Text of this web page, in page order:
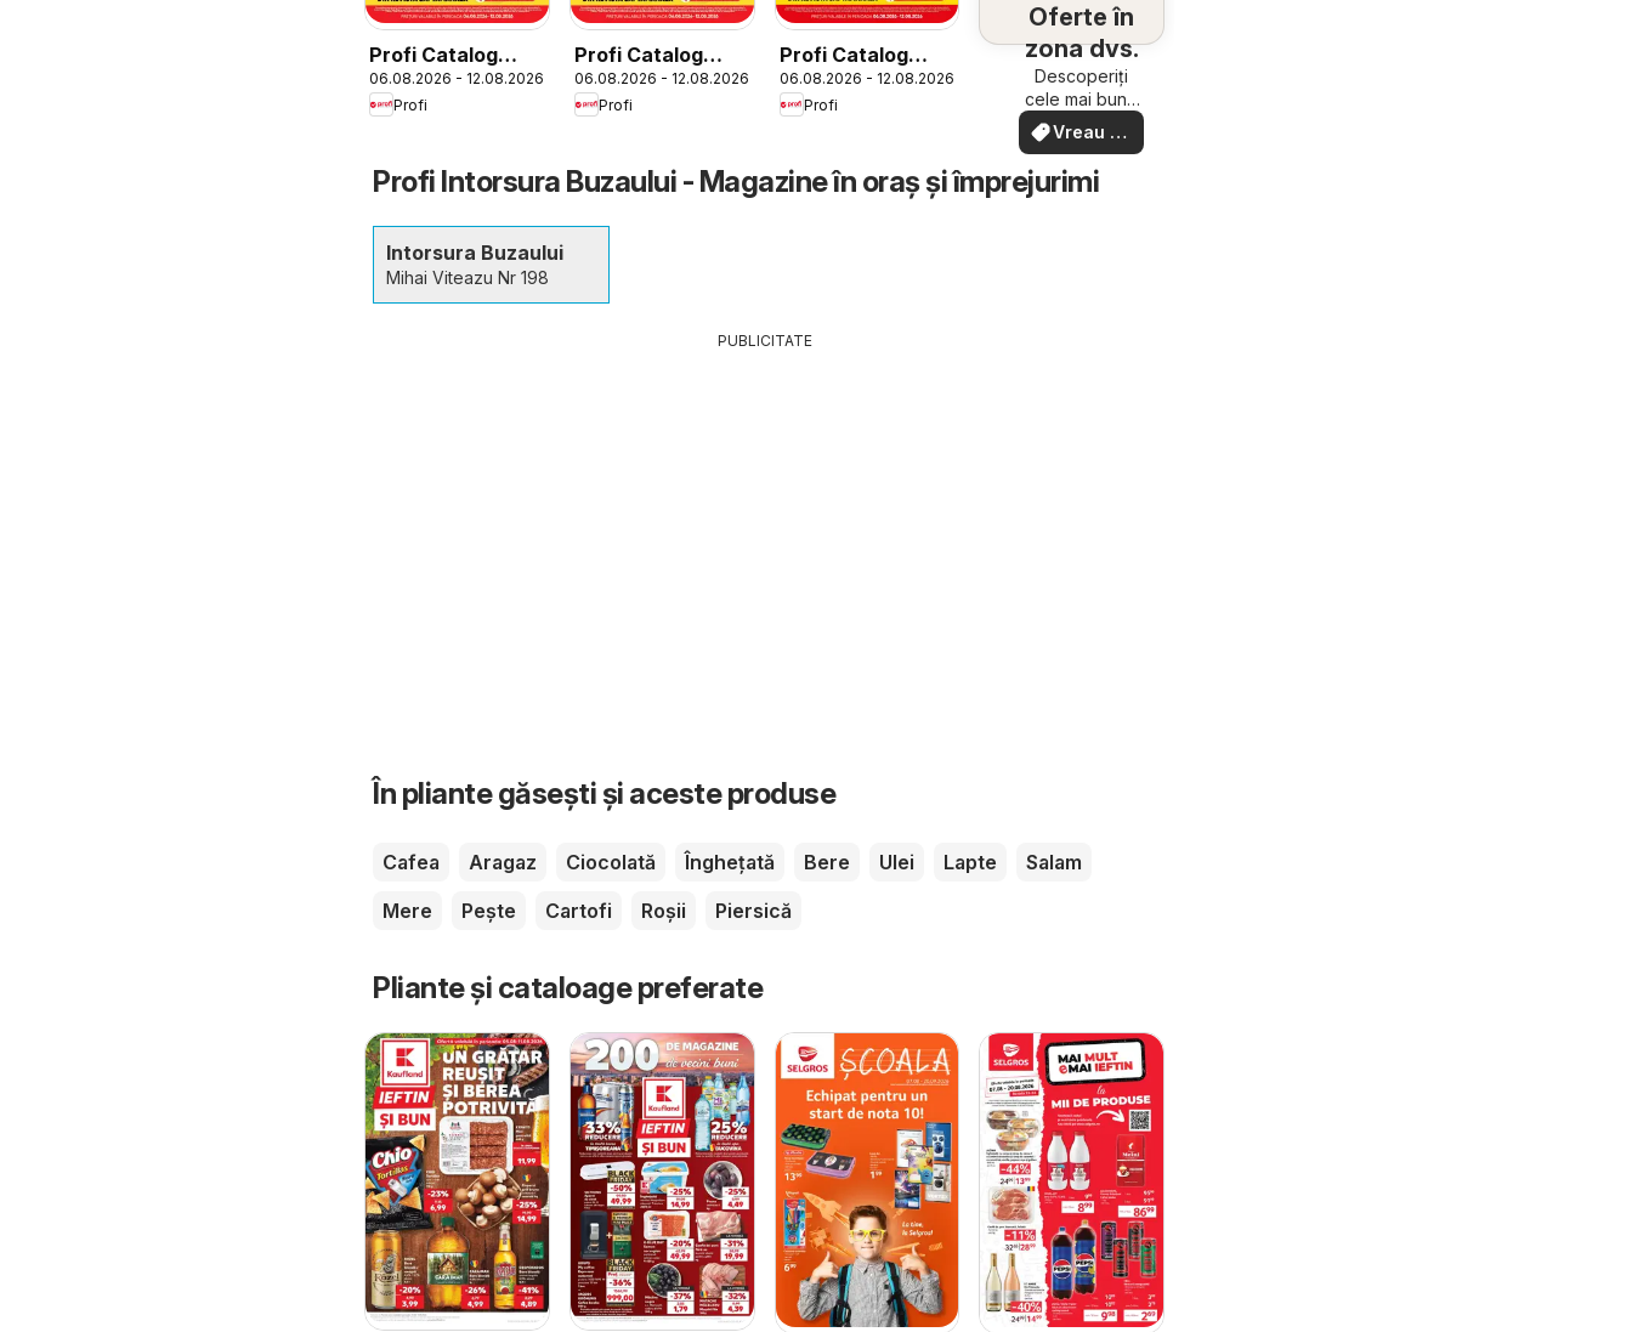
Profi Catalog
Loco
06.08.2026 - 12.08.2026
Profi
Profi Catalog
Loco nou
06.08.2026 - 12.08.2026
Profi
Profi Catalog
Super
06.08.2026 - 12.08.2026
Profi
Oferte în
zona dvs.
Descoperiți
cele mai bune
oferte din
apropiere –
rapid și ușor
Vreau să
văd
Profi Intorsura Buzaului - Magazine în oraş şi împrejurimi
Intorsura Buzaului
Mihai Viteazu Nr 198
PUBLICITATE
În pliante găsești și aceste produse
Cafea Aragaz Ciocolată Înghețată Bere Ulei Lapte
Salam
Mere
Pește Cartofi Roșii Piersică
Pliante și cataloage preferate